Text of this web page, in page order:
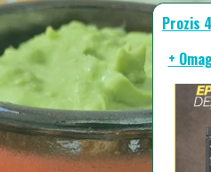
Prozis
+